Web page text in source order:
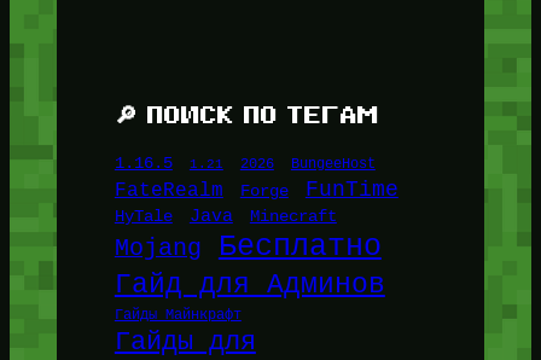
🔎 ПОИСК ПО ТЕГАМ
1.16.5 1.21 2026 BungeeHost
FateRealm Forge FunTime
HyTale Java Minecraft
Mojang Бесплатно
Гайд для Админов
Гайды Майнкрафт
Гайды для